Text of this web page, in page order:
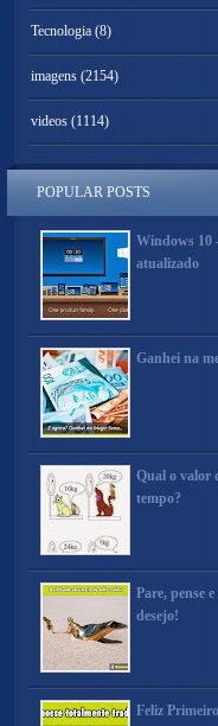
Tecnologia (8)
imagens (2154)
videos (1114)
POPULAR POSTS
Windows 10
atualizado
Ganhei na
Qual o valor
tempo?
Pare, pense
desejo!
Feliz